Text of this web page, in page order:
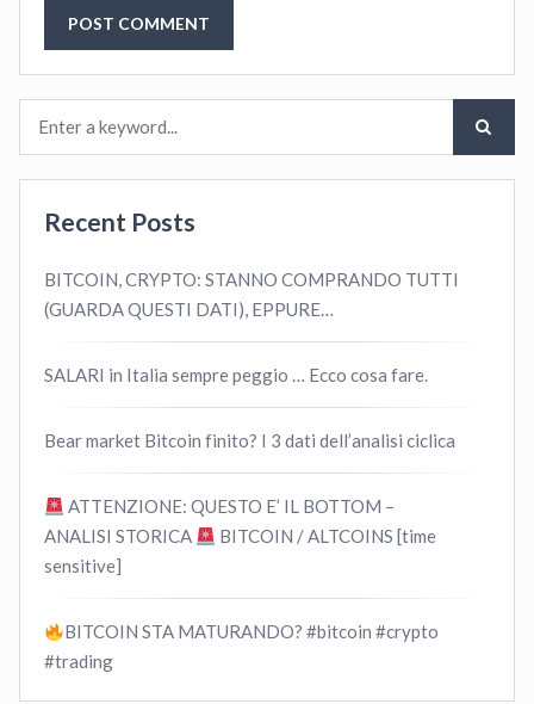
Recent Posts
BITCOIN, CRYPTO: STANNO COMPRANDO TUTTI
(GUARDA QUESTI DATI), EPPURE…
SALARI in Italia sempre peggio … Ecco cosa fare.
Bear market Bitcoin finito? I 3 dati dell’analisi ciclica
ATTENZIONE: QUESTO E’ IL BOTTOM –
ANALISI STORICA
BITCOIN / ALTCOINS [time
sensitive]
BITCOIN STA MATURANDO? #bitcoin #crypto
#trading